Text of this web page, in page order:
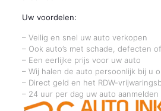
Uw voordelen:
– Veilig en snel uw auto verkopen
– Ook auto’s met schade, defecten
– Een eerlijke prijs voor uw auto
– Wij halen de auto persoonlijk bij u
– Direct geld en het RDW-
– 24 uur per dag uw auto aanmelden